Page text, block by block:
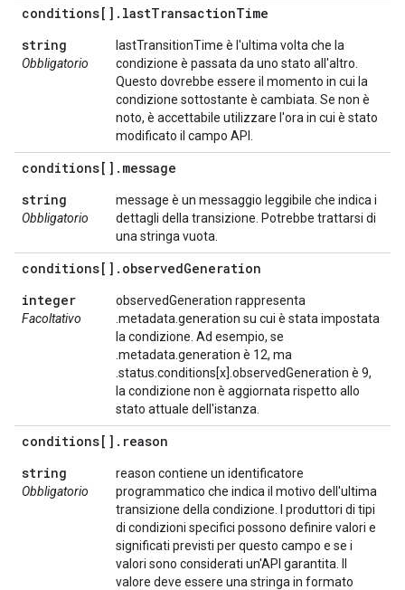
conditions[] . lastTransactionTime
string
Obbligatorio
lastTransitionTime è l'ultima volta che la
condizione è passata da uno stato all'altro.
Questo dovrebbe essere il momento in cui la
condizione sottostante è cambiata. Se non è
noto, è accettabile utilizzare l'ora in cui è stato
modificato il campo API.
conditions[] . message
string
Obbligatorio
message è un messaggio leggibile che indica i
dettagli della transizione. Potrebbe trattarsi di
una stringa vuota.
conditions[] . observedGeneration
integer
Facoltativo
observedGeneration rappresenta
.metadata.generation su cui è stata impostata
la condizione. Ad esempio, se
.metadata.generation è 12, ma
.status.conditions[x].observedGeneration è 9,
la condizione non è aggiornata rispetto allo
stato attuale dell'istanza.
conditions[] . reason
string
Obbligatorio
reason contiene un identificatore
programmatico che indica il motivo dell'ultima
transizione della condizione. I produttori di tipi
di condizioni specifici possono definire valori e
significati previsti per questo campo e se i
valori sono considerati un'API garantita. Il
valore deve essere una stringa in formato